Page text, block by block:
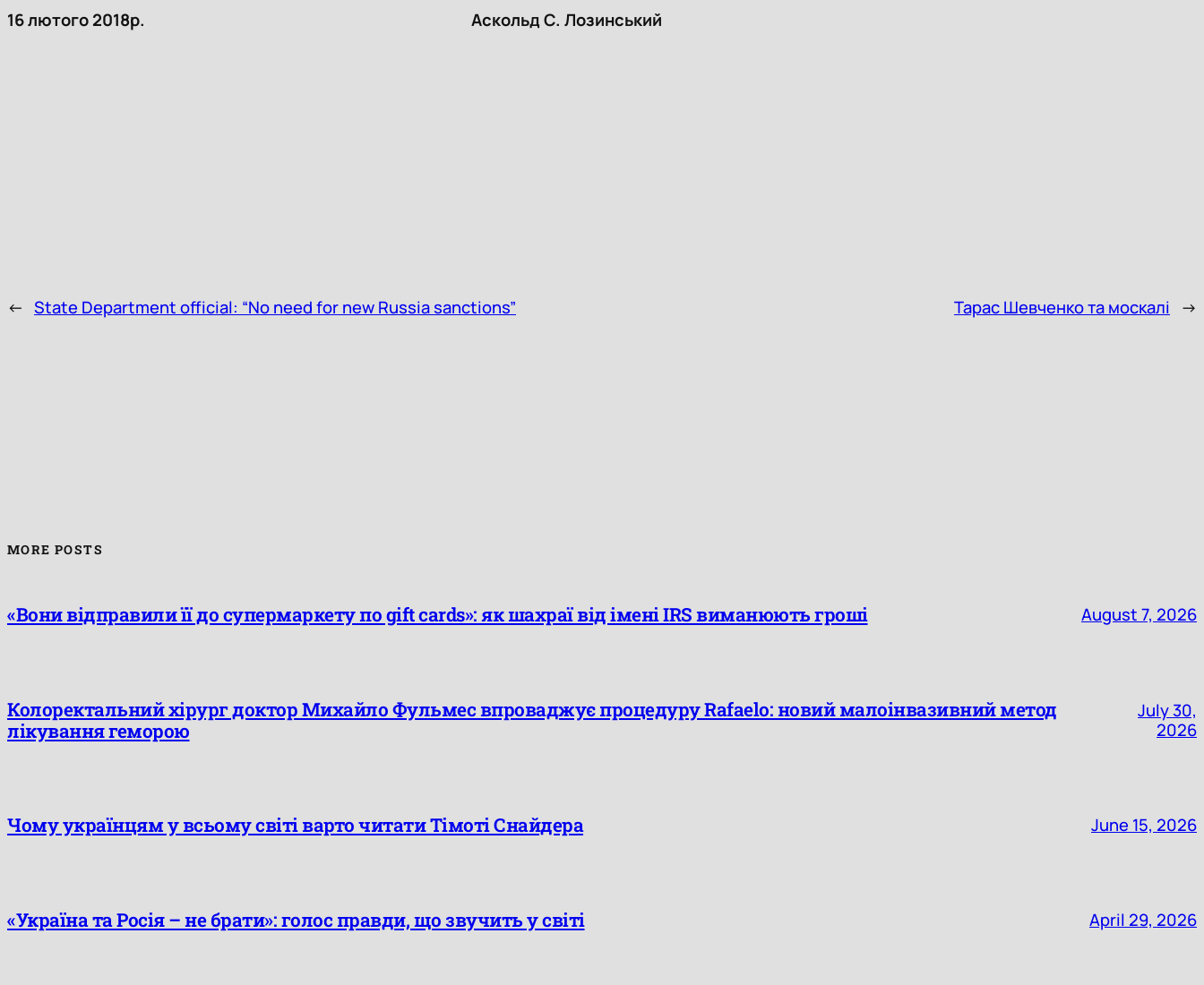
16 лютого 2018р. Аскольд С. Лозинський
← State Department official: “No need for new Russia sanctions” Тарас Шевченко та москалі →
MORE POSTS
«Вони відправили її до супермаркету по gift cards»: як шахраї від імені IRS виманюють гроші August 7, 2026
Колоректальний хірург доктор Михайло Фульмес впроваджує процедуру Rafaelo: новий малоінвазивний метод
лікування геморою
July 30,
2026
Чому українцям у всьому світі варто читати Тімоті Снайдера June 15, 2026
«Україна та Росія – не брати»: голос правди, що звучить у світі April 29, 2026